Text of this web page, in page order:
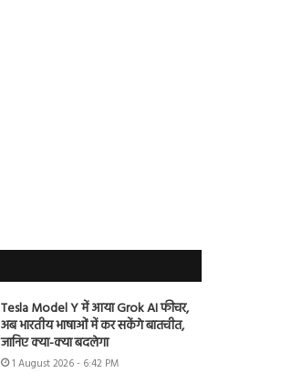
Tesla Model Y में आया Grok AI फीचर,
अब भारतीय भाषाओं में कर सकेंगे बातचीत,
जानिए क्या-क्या बदलेगा
1 August 2026 - 6:42 PM